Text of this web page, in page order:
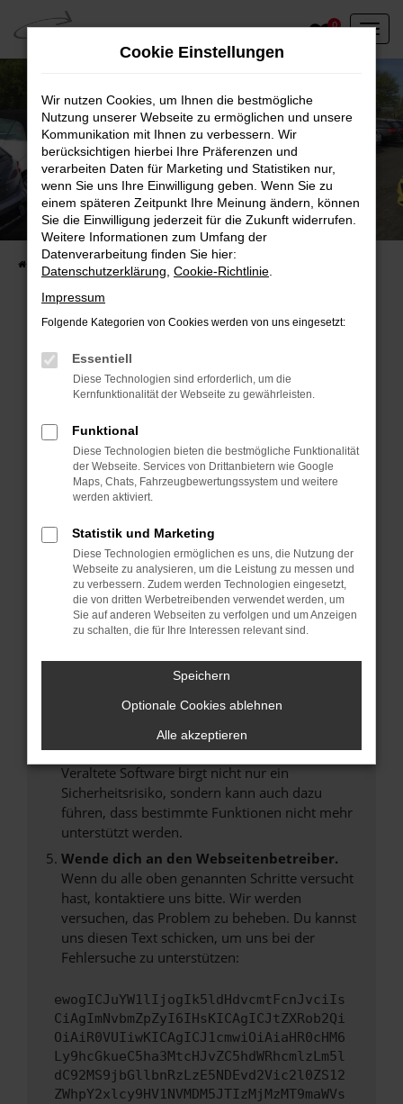
Zum
Hauptinhalt
springen
0
Unser Fahrzeugbestand vor Ort
Entdecken Sie unsere sofort verfügbaren
Fahrzeugangebote
Fehler: Network Error
Beim Laden ist ein Fehler aufgetreten.
Hier sind ein paar Tipps, die dir helfen können:
Überprüfe deine Firewall und deine
Internetverbindung.
Laden andere Webseiten, zum Beispiel deine
Suchmaschine?
Manche Erweiterungen, wie Werbeblocker,
können das Laden bestimmter Seiten
verhindern. Funktioniert die Seite in einem
anderen Browser oder in einem privaten
Fenster?
Das kann manchmal helfen, vorübergehende
Probleme zu beheben.
Stelle sicher, dass dein Browser und dein
Betriebssystem auf dem neuesten Stand
sind.
Veraltete Software birgt nicht nur ein
Sicherheitsrisiko, sondern kann auch dazu
führen, dass bestimmte Funktionen nicht mehr
unterstützt werden.
Wende dich an den Webseitenbetreiber.
Wenn du alle oben genannten Schritte versucht
hast, kontaktiere uns bitte. Wir werden
versuchen, das Problem zu beheben. Du kannst
uns diesen Text schicken, um uns bei der
Fehlersuche zu unterstützen:
ewogICJuYW1lIjogIk5ldHdvcmtFcnJvciIs
CiAgImNvbmZpZyI6IHsKICAgICJtZXRob2Qi
OiAiR0VUIiwKICAgICJ1cmwiOiAiaHR0cHM6
Ly9hcGkueC5ha3MtcHJvZC5hdWRhcmlzLm5l
dC92MS9jbGllbnRzLzE5NDEvd2Vic2l0ZS12
ZWhpY2xlcy9HV1NVMDM5JTIzMjMzMT9maWVs
Cookie Einstellungen
Wir nutzen Cookies, um Ihnen die bestmögliche
Nutzung unserer Webseite zu ermöglichen und unsere
Kommunikation mit Ihnen zu verbessern. Wir
berücksichtigen hierbei Ihre Präferenzen und
verarbeiten Daten für Marketing und Statistiken nur,
wenn Sie uns Ihre Einwilligung geben. Wenn Sie zu
einem späteren Zeitpunkt Ihre Meinung ändern, können
Sie die Einwilligung jederzeit für die Zukunft widerrufen.
Weitere Informationen zum Umfang der
Datenverarbeitung finden Sie hier:
Datenschutzerklärung Cookie-Richtlinie
Impressum
Folgende Kategorien von Cookies werden von uns eingesetzt:
Essentiell
Diese Technologien sind erforderlich, um die
Kernfunktionalität der Webseite zu gewährleisten.
Funktional
Diese Technologien bieten die bestmögliche Funktionalität
der Webseite. Services von Drittanbietern wie Google
Maps, Chats, Fahrzeugbewertungssystem und weitere
werden aktiviert.
Statistik und Marketing
Diese Technologien ermöglichen es uns, die Nutzung der
Webseite zu analysieren, um die Leistung zu messen und
zu verbessern. Zudem werden Technologien eingesetzt,
die von dritten Werbetreibenden verwendet werden, um
Sie auf anderen Webseiten zu verfolgen und um Anzeigen
zu schalten, die für Ihre Interessen relevant sind.
Speichern
Optionale Cookies ablehnen
Alle akzeptieren